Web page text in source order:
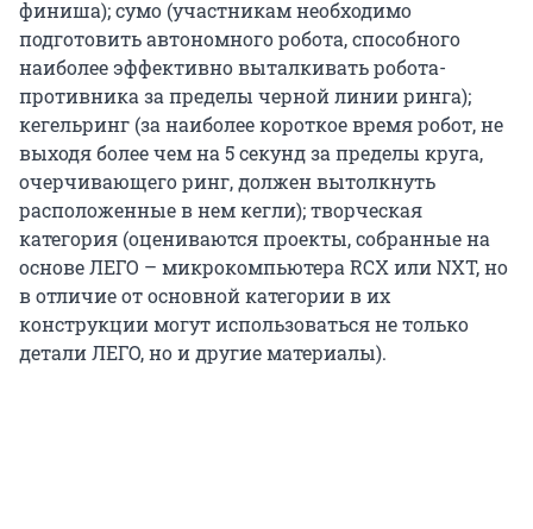
финиша); сумо (участникам необходимо
подготовить автономного робота, способного
наиболее эффективно выталкивать робота-
противника за пределы черной линии ринга);
кегельринг (за наиболее короткое время робот, не
выходя более чем на 5 секунд за пределы круга,
очерчивающего ринг, должен вытолкнуть
расположенные в нем кегли); творческая
категория (оцениваются проекты, собранные на
основе ЛЕГО – микрокомпьютера RCX или NXT, но
в отличие от основной категории в их
конструкции могут использоваться не только
детали ЛЕГО, но и другие материалы).